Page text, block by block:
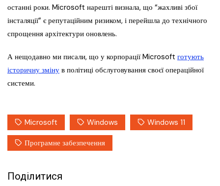
останні роки. Microsoft нарешті визнала, що “жахливі збої
інсталяції” є репутаційним ризиком, і перейшла до технічного
спрощення архітектури оновлень.
А нещодавно ми писали, що у корпорації Microsoft готують
історичну зміну в політиці обслуговування своєї операційної
системи.
Microsoft Windows Windows 11
Програмне забезпечення
Поділитися